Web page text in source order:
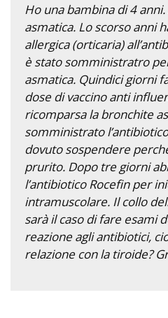
Ho una bambina di 4
asmatica. Lo scorso anni
allergica (orticaria)
è stato somministratro
asmatica. Quindici giorni
dose di vaccino anti
ricomparsa la bronchite
somministrato
dovuto sospendere
prurito. Dopo tre giorni
l’antibiotico Rocefin per
intramuscolare. Il collo
sarà il caso di fare esami
reazione agli antibiotici,
relazione con la tiroide?